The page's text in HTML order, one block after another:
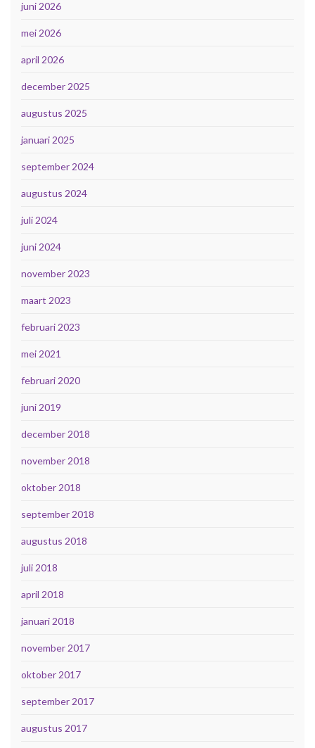
juni 2026
mei 2026
april 2026
december 2025
augustus 2025
januari 2025
september 2024
augustus 2024
juli 2024
juni 2024
november 2023
maart 2023
februari 2023
mei 2021
februari 2020
juni 2019
december 2018
november 2018
oktober 2018
september 2018
augustus 2018
juli 2018
april 2018
januari 2018
november 2017
oktober 2017
september 2017
augustus 2017